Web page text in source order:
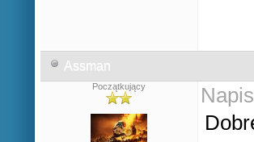
Assman
Początkujący